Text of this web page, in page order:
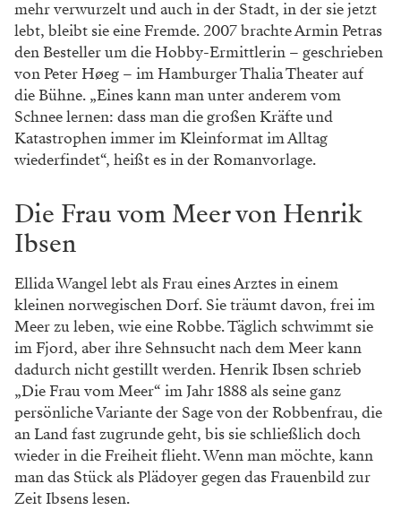
mehr verwurzelt und auch in der Stadt, in der sie jetzt
lebt, bleibt sie eine Fremde. 2007 brachte Armin Petras
den Besteller um die Hobby-Ermittlerin – geschrieben
von Peter Høeg – im Hamburger Thalia Theater auf
die Bühne. „Eines kann man unter anderem vom
Schnee lernen: dass man die großen Kräfte und
Katastrophen immer im Kleinformat im Alltag
wiederfindet“, heißt es in der Romanvorlage.
Die Frau vom Meer von Henrik
Ibsen
Ellida Wangel lebt als Frau eines Arztes in einem
kleinen norwegischen Dorf. Sie träumt davon, frei im
Meer zu leben, wie eine Robbe. Täglich schwimmt sie
im Fjord, aber ihre Sehnsucht nach dem Meer kann
dadurch nicht gestillt werden. Henrik Ibsen schrieb
„Die Frau vom Meer“ im Jahr 1888 als seine ganz
persönliche Variante der Sage von der Robbenfrau, die
an Land fast zugrunde geht, bis sie schließlich doch
wieder in die Freiheit flieht. Wenn man möchte, kann
man das Stück als Plädoyer gegen das Frauenbild zur
Zeit Ibsens lesen.